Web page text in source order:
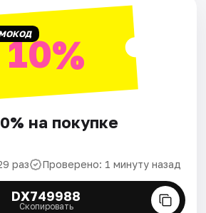
10%
на покупке
раз Проверено: 1 минуту назад
DX749988
Скопировать